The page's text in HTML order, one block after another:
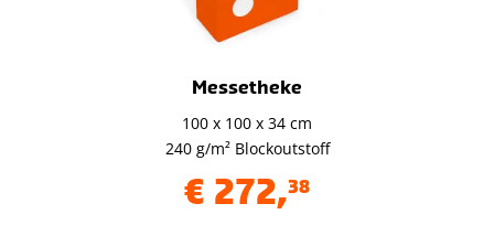
Messetheke
100 x 100 x 34 cm
240 g/m² Blockoutstoff
€ 272,38